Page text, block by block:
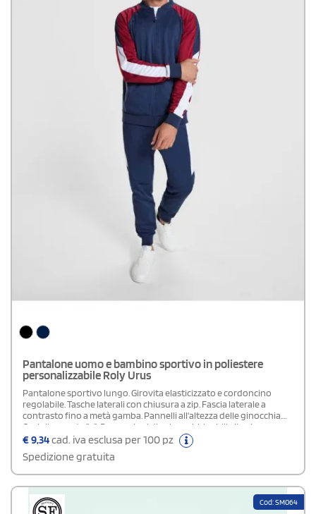
Pantalone uomo e bambino sportivo in poliestere
personalizzabile Roly Urus
Pantalone sportivo lungo. Girovita elasticizzato e cordoncino
regolabile. Tasche laterali con chiusura a zip. Fascia laterale a
contrasto fino a metà gamba. Pannelli all'altezza delle ginocchia.
Caviglie a coste 1x1. Due opzioni di colore abbinabili alla giacca
GLADIUS.
€9,34cad. iva esclusa per 100 pz
Spedizione gratuita
Cod: SM064